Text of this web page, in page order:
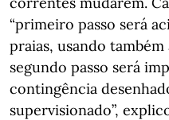
“primeiro passo será
praias, usando
segundo passo será
contingência
supervisionado”,